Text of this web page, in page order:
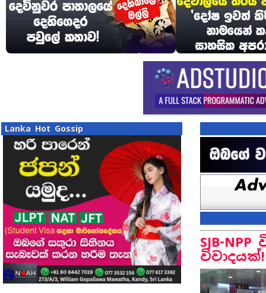
Lanka Hot Gossip
SJB-
විවාදයක්!